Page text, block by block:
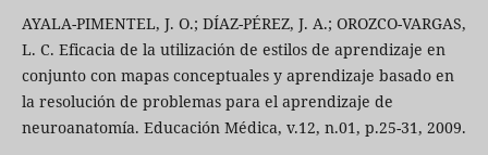
AYALA-PIMENTEL, J. O.; DÍAZ-PÉREZ, J. A.; OROZCO-VARGAS,
L. C. Eficacia de la utilización de estilos de aprendizaje en
conjunto con mapas conceptuales y aprendizaje basado en
la resolución de problemas para el aprendizaje de
neuroanatomía. Educación Médica, v.12, n.01, p.25-31, 2009.